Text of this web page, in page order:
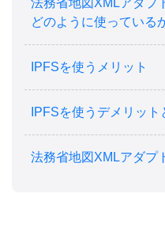
どのように使っている
IPFSを使うメリット
IPFSを使うデメリット
法務省地図XMLアダプ